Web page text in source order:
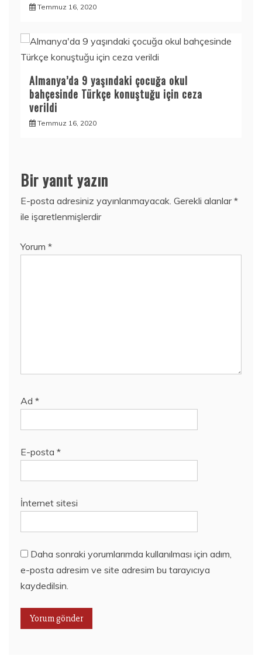
Temmuz 16, 2020
Almanya’da 9 yaşındaki çocuğa okul
bahçesinde Türkçe konuştuğu için ceza
verildi
Temmuz 16, 2020
Bir yanıt yazın
E-posta adresiniz yayınlanmayacak. Gerekli alanlar*
ile işaretlenmişlerdir
Yorum *
Ad *
E-posta *
İnternet sitesi
Daha sonraki yorumlarımda kullanılması için adım,
e-posta adresim ve site adresim bu tarayıcıya
kaydedilsin.